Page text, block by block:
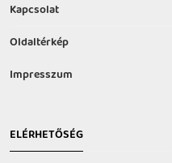
Kapcsolat
Oldaltérkép
Impresszum
ELÉRHETŐSÉG